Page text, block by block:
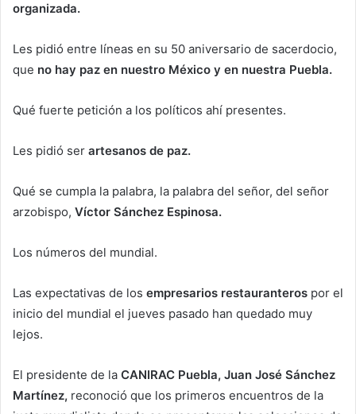
organizada.
Les pidió entre líneas en su 50 aniversario de sacerdocio,
que no hay paz en nuestro México y en nuestra Puebla.
Qué fuerte petición a los políticos ahí presentes.
Les pidió ser artesanos de paz.
Qué se cumpla la palabra, la palabra del señor, del señor
arzobispo, Víctor Sánchez Espinosa.
Los números del mundial.
Las expectativas de los empresarios restauranteros por el
inicio del mundial el jueves pasado han quedado muy
lejos.
El presidente de la CANIRAC Puebla, Juan José Sánchez
Martínez, reconoció que los primeros encuentros de la